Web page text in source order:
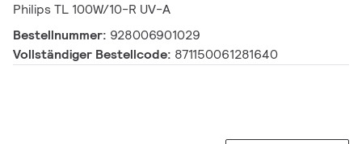
Philips TL 100W/10-R UV-A
Bestellnummer: 928006901029
Vollständiger Bestellcode: 871150061281640